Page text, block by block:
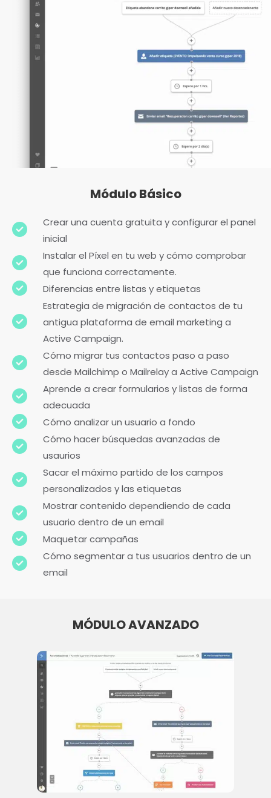
Módulo Básico
Crear una cuenta gratuita y configurar el panel
inicial
Instalar el Píxel en tu web y cómo comprobar
que funciona correctamente.
Diferencias entre listas y etiquetas
Estrategia de migración de contactos de tu
antigua plataforma de email marketing a
Active Campaign.
Cómo migrar tus contactos paso a paso
desde Mailchimp o Mailrelay a Active Campaign
Aprende a crear formularios y listas de forma
adecuada
Cómo analizar un usuario a fondo
Cómo hacer búsquedas avanzadas de
usaurios
Sacar el máximo partido de los campos
personalizados y las etiquetas
Mostrar contenido dependiendo de cada
usuario dentro de un email
Maquetar campañas
Cómo segmentar a tus usuarios dentro de un
email
MÓDULO AVANZADO